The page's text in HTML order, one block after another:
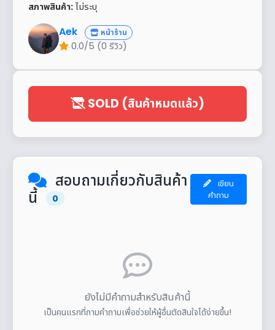
สภาพสินค้า: ไม่ระบุ
Aek หน้าร้าน
0.0/5 (0 รีวิว)
SOLD (สินค้าหมดแล้ว)
สอบถามเกี่ยวกับสินค้า
นี้
0
เขียน
คำถาม
ยังไม่มีคำถามสำหรับสินค้านี้
เป็นคนแรกที่ถามคำถามเพื่อช่วยให้ผู้อื่นตัดสินใจได้ง่ายขึ้น!